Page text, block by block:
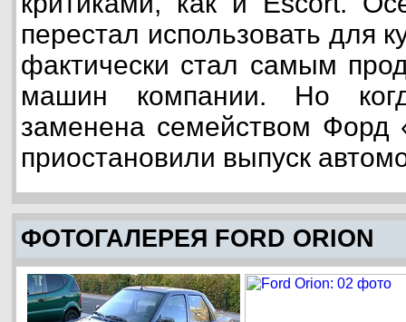
перестал использовать для
фактически стал самым
машин компании. Но
заменена семейством Форд
приостановили выпуск
ФОТОГАЛЕРЕЯ FORD ORION